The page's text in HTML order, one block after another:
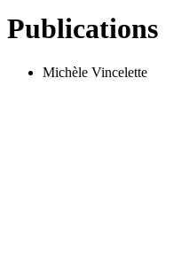
Publications
Michèle Vincelette